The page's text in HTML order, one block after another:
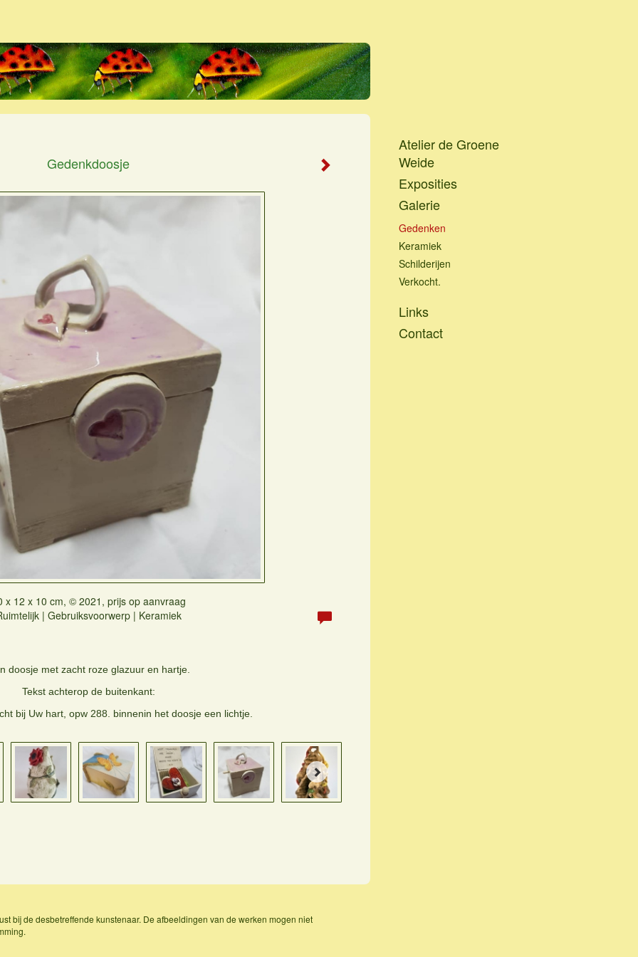
Gedenkdoosje
x 12 x 10 cm, © 2021, prijs op aanvraag
| Gebruiksvoorwerp | Keramiek
doosje met zacht roze glazuur en hartje.
Tekst achterop de buitenkant:
bij Uw hart, opw 288. binnenin het doosje een lichtje.
Atelier de Groene
Weide
Exposities
Galerie
Gedenken
Keramiek
Schilderijen
Verkocht.
Links
Contact
bij de desbetreffende kunstenaar. De afbeeldingen van de werken mogen niet